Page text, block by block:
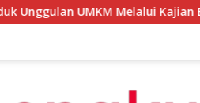
Melalui Kajian Bank Indonesia